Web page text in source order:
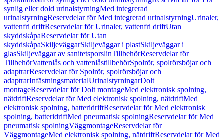
synlig eller dold urinalstyrningMed integrerad
urinalstyrningReservdelar för Med integrerad urinalstyrningUrinaler,
vattenfri driftReservdelar för Urinaler, vattenfri driftUtan
skyddskåpaReservdelar för Utan
skyddskåpaSkiljeväggarSkiljeväggar i plastSkiljeväggar i
glasSkiljeväggar av sanitetsporslinTillbehörReservdelar för
TillbehörVattenlås och vattenlåstillbehörSpolrör, spolrörsböjar och
adaptrarReservdelar för Spolrör, spolrörsböjar och
adaptrarInfästningsmaterialUrinalstyrningarDolt
montageReservdelar för Dolt montageMed elektronisk spolning,
nätdriftReservdelar för Med elektronisk spolning, nätdriftMed
elektronisk spolning, batteridriftReservdelar för Med elektronisk
spolning, batteridriftMed pneumatisk spolningReservdelar för Med
pneumatisk spolningVäggmontageReservdelar för
VäggmontageMed elektronisk spolning, nätdriftReservdelar för Med